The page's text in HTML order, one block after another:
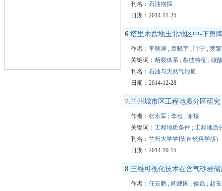
刊名： 石油物探
日期：2014-11-25
6.塔里木盆地玉北地区中-下奥
作者： 李映涛 ; 袁晓宇 ; 叶宁 ; 黄
关键词： 断裂体系 ; 裂缝特征 ; 碳
刊名： 石油与天然气地质
日期：2014-12-28
7.兰州城市区工程地质分区研究
作者： 张永军 ; 李松 ; 谢煜
关键词： 工程地质条件 ; 工程地质
刊名： 兰州大学学报(自然科学版)
日期：2014-10-15
8.三维可视化技术在含气砂岩
作者： 任云鹏 ; 阎建国 ; 侯磊 ; 赵